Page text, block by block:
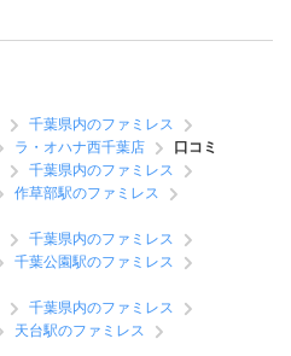
千葉県内のファミレス
ラ・オハナ西千葉店
口コミ
千葉県内のファミレス
作草部駅のファミレス
千葉県内のファミレス
千葉公園駅のファミレス
千葉県内のファミレス
天台駅のファミレス